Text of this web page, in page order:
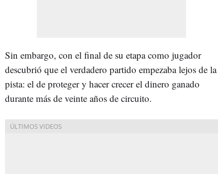
Sin embargo, con el final de su etapa como jugador
descubrió que el verdadero partido empezaba lejos de la
pista: el de proteger y hacer crecer el dinero ganado
durante más de veinte años de circuito.